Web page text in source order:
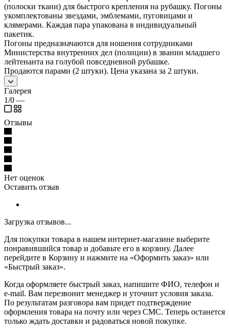
(полоски ткани) для быстрого крепления на рубашку. Погоны
укомплектованы звездами, эмблемами, пуговицами и
клямерами. Каждая пара упакована в индивидуальный
пакетик.
Погоны предназначаются для ношения сотрудниками
Министерства внутренних дел (полиции) в звании младшего
лейтенанта на голубой повседневной рубашке.
Продаются парами (2 штуки). Цена указана за 2 штуки.
Галерея
1/0 —
Отзывы
Нет оценок
Оставить отзыв
Загрузка отзывов...
Для покупки товара в нашем интернет-магазине выберите
понравившийся товар и добавьте его в корзину. Далее
перейдите в Корзину и нажмите на «Оформить заказ» или
«Быстрый заказ».
Когда оформляете быстрый заказ, напишите ФИО, телефон и
e-mail. Вам перезвонит менеджер и уточнит условия заказа.
По результатам разговора вам придет подтверждение
оформления товара на почту или через СМС. Теперь останется
только ждать доставки и радоваться новой покупке.